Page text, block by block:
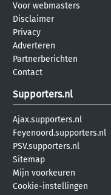
Voor webmasters
Disclaimer
Privacy
Adverteren
Partnerberichten
Contact
Supporters.nl
Ajax.supporters.nl
Feyenoord.supporters.nl
PSV.supporters.nl
Sitemap
Mijn voorkeuren
Cookie-instellingen